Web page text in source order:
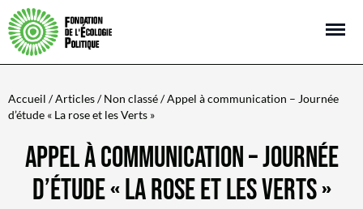
Open
Accueil /Articles/Non classé/ Appel à communication – Journée
d’étude « La rose et les Verts »
APPEL À COMMUNICATION – JOURNÉE
D’ÉTUDE « LA ROSE ET LES VERTS »